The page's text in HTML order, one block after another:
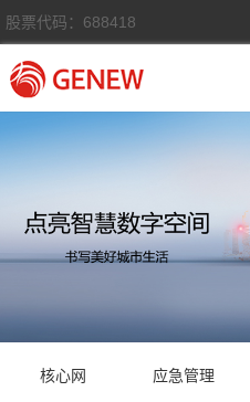
股票代码：688418
核心网 应急管理